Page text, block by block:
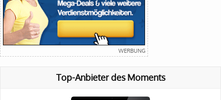
Top-Anbieter des Moments